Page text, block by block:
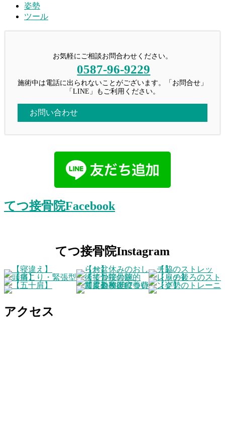
姿勢
ツール
お気軽にご相談お問合わせください。
0587-96-9229
施術中は電話に出られないことがございます。「お問合せ」
「LINE」もご利用ください。
お問い合わせ
てつ接骨院Facebook
てつ接骨院Instagram
アクセス